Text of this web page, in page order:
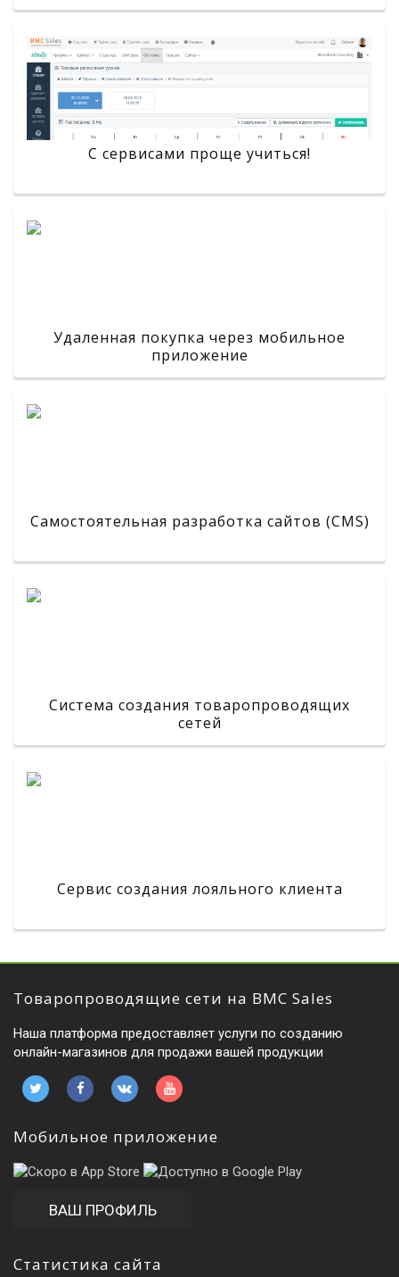
С сервисами проще учиться!
Удаленная покупка через мобильное
приложение
Самостоятельная разработка сайтов (CMS)
Система создания товаропроводящих
сетей
Сервис создания лояльного клиента
Товаропроводящие сети на BMC Sales
Наша платформа предоставляет услуги по созданию
онлайн-магазинов для продажи вашей продукции
Мобильное приложение
ВАШ ПРОФИЛЬ
Статистика сайта